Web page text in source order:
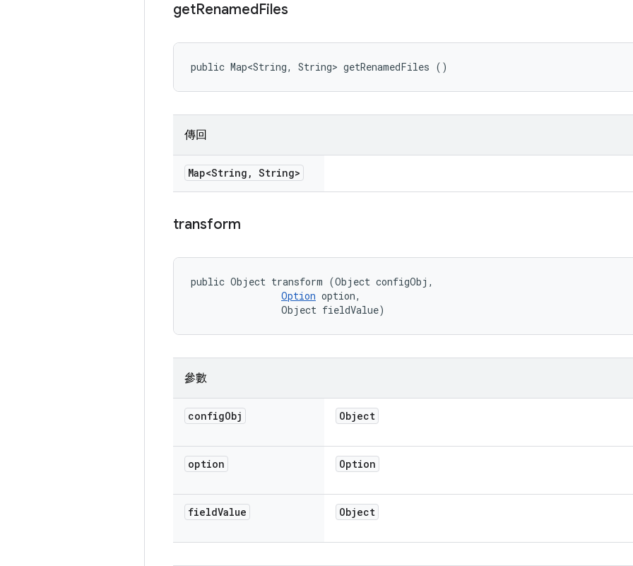
getRenamedFiles
public Map<String, String> getRenamedFiles ()
傳回
Map<String , String>
transform
public Object transform (Object configObj,
Option option,
                Object fieldValue)
參數
configObj Object
option Option
fieldValue Object